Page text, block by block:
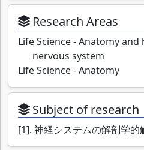
Research Areas
Life Science - Anatomy
nervous system
Life Science - Anatomy
Subject of research
[1]. 神経システムの解剖学的